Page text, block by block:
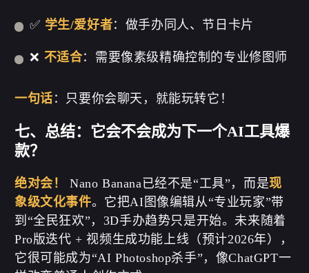
✅ 学生/爱好者：做手办同人、节日卡片
❌ 不适合：需要像素级精确控制的专业修图师
一句话 ：只要你会聊天，就能玩转它！
七、总结：它会不会成为下一个AI工具爆
款？
绝对会！ Nano Banana已经不是“工具”，而是现
象级文化事件。它把AI图像编辑从“专业玩家”带
到“全民狂欢”，3D手办趋势只是开始。未来随着
Pro版迭代 + 视频生成功能上线（预计2026年），
它很可能成为“AI Photoshop杀手”，像ChatGPT一